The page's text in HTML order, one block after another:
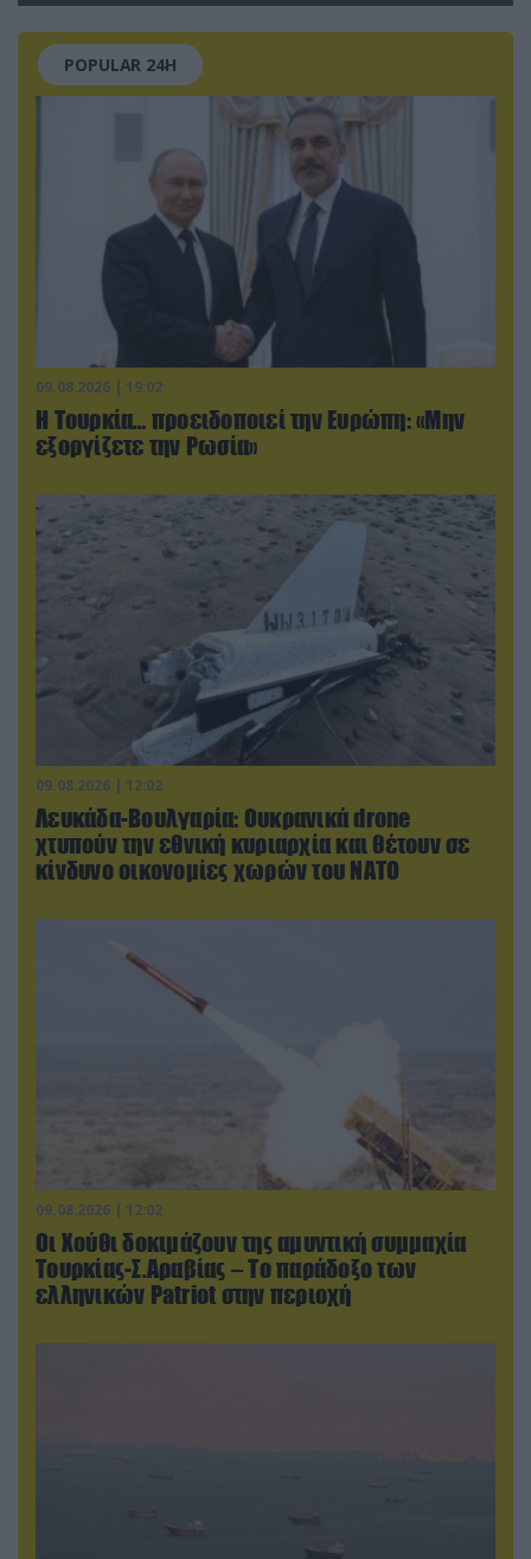
POPULAR 24H
09.08.2026 | 19:02
Η Τουρκία… προειδοποιεί την Ευρώπη: «Μην
εξοργίζετε την Ρωσία»
09.08.2026 | 12:02
Λευκάδα-Βουλγαρία: Ουκρανικά drone
χτυπούν την εθνική κυριαρχία και θέτουν σε
κίνδυνο οικονομίες χωρών του ΝΑΤΟ
09.08.2026 | 12:02
Οι Χούθι δοκιμάζουν της αμυντική συμμαχία
Τουρκίας-Σ.Αραβίας – Το παράδοξο των
ελληνικών Patriot στην περιοχή